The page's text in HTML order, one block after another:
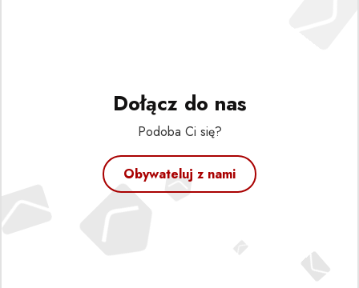
Dołącz do nas
Podoba Ci się?
Obywateluj z nami